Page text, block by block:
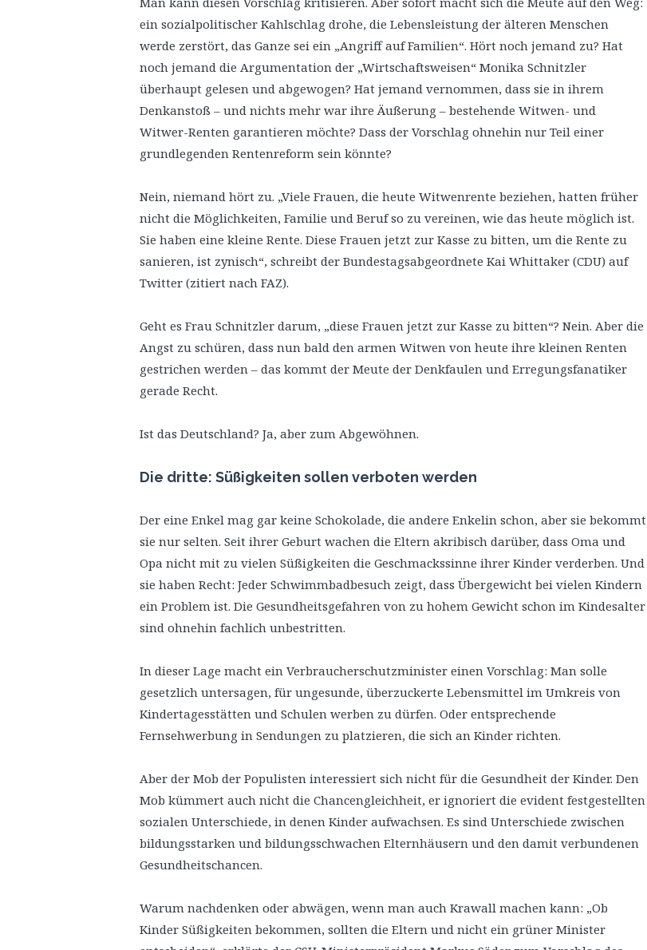
ein sozialpolitischer Kahlschlag drohe, die Lebensleistung der älteren Menschen
werde zerstört, das Ganze sei ein „Angriff auf Familien“. Hört noch jemand zu? Hat
noch jemand die Argumentation der „Wirtschaftsweisen“ Monika Schnitzler
überhaupt gelesen und abgewogen? Hat jemand vernommen, dass sie in ihrem
Denkanstoß – und nichts mehr war ihre Äußerung – bestehende Witwen- und
Witwer-Renten garantieren möchte? Dass der Vorschlag ohnehin nur Teil einer
grundlegenden Rentenreform sein könnte?
Nein, niemand hört zu. „Viele Frauen, die heute Witwenrente beziehen, hatten früher
nicht die Möglichkeiten, Familie und Beruf so zu vereinen, wie das heute möglich ist.
Sie haben eine kleine Rente. Diese Frauen jetzt zur Kasse zu bitten, um die Rente zu
sanieren, ist zynisch“, schreibt der Bundestagsabgeordnete Kai Whittaker (CDU) auf
Twitter (zitiert nach FAZ).
Geht es Frau Schnitzler darum, „diese Frauen jetzt zur Kasse zu bitten“? Nein. Aber die
Angst zu schüren, dass nun bald den armen Witwen von heute ihre kleinen Renten
gestrichen werden – das kommt der Meute der Denkfaulen und Erregungsfanatiker
gerade Recht.
Ist das Deutschland? Ja, aber zum Abgewöhnen.
Die dritte: Süßigkeiten sollen verboten werden
Der eine Enkel mag gar keine Schokolade, die andere Enkelin schon, aber sie bekommt
sie nur selten. Seit ihrer Geburt wachen die Eltern akribisch darüber, dass Oma und
Opa nicht mit zu vielen Süßigkeiten die Geschmackssinne ihrer Kinder verderben. Und
sie haben Recht: Jeder Schwimmbadbesuch zeigt, dass Übergewicht bei vielen Kindern
ein Problem ist. Die Gesundheitsgefahren von zu hohem Gewicht schon im Kindesalter
sind ohnehin fachlich unbestritten.
In dieser Lage macht ein Verbraucherschutzminister einen Vorschlag: Man solle
gesetzlich untersagen, für ungesunde, überzuckerte Lebensmittel im Umkreis von
Kindertagesstätten und Schulen werben zu dürfen. Oder entsprechende
Fernsehwerbung in Sendungen zu platzieren, die sich an Kinder richten.
Aber der Mob der Populisten interessiert sich nicht für die Gesundheit der Kinder. Den
Mob kümmert auch nicht die Chancengleichheit, er ignoriert die evident festgestellten
sozialen Unterschiede, in denen Kinder aufwachsen. Es sind Unterschiede zwischen
bildungsstarken und bildungsschwachen Elternhäusern und den damit verbundenen
Gesundheitschancen.
Warum nachdenken oder abwägen, wenn man auch Krawall machen kann: „Ob
Kinder Süßigkeiten bekommen, sollten die Eltern und nicht ein grüner Minister